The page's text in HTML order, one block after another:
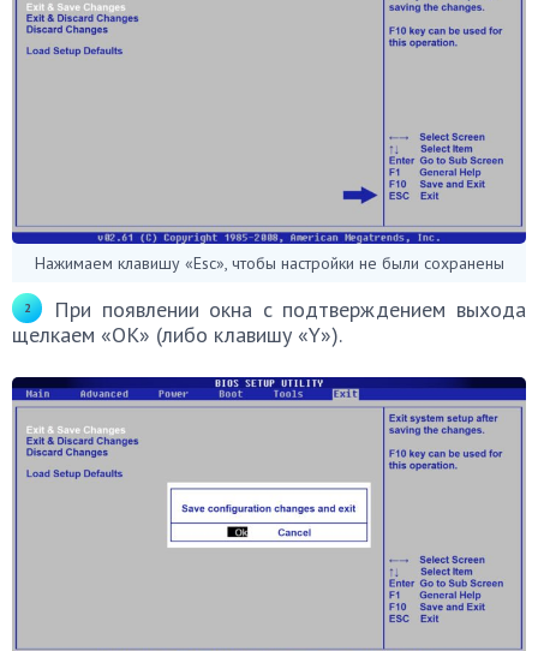
Нажимаем клавишу «Esc», чтобы настройки не были сохранены
При появлении окна с подтверждением выхода
щелкаем «OK» (либо клавишу «Y»).